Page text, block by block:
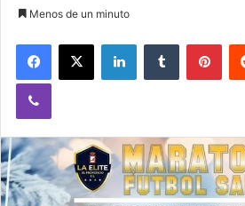
Menos de un minuto